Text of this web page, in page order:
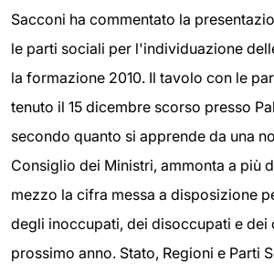
Sacconi ha commentato la
le parti sociali per l'individuazione
la formazione 2010. Il tavolo con le
tenuto il 15 dicembre scorso presso
secondo quanto si apprende da una
Consiglio dei Ministri, ammonta a più
mezzo la cifra messa a disposizione
degli inoccupati, dei disoccupati e dei
prossimo anno. Stato, Regioni e Parti